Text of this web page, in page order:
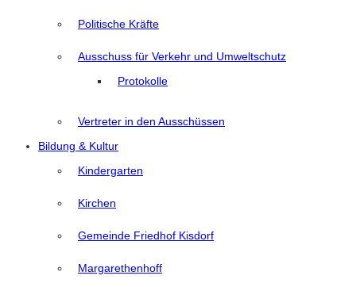
Politische Kräfte
Ausschuss für Verkehr und Umweltschutz
Protokolle
Vertreter in den Ausschüssen
Bildung & Kultur
Kindergarten
Kirchen
Gemeinde Friedhof Kisdorf
Margarethenhoff